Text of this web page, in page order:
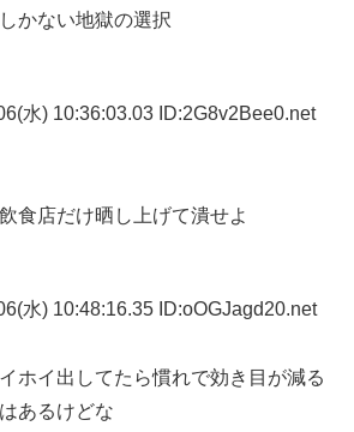
かない地獄の選択
水) 10:36:03.03 ID:2G8v2Bee0.net
食店だけ晒し上げて潰せよ
水) 10:48:16.35 ID:oOGJagd20.net
ホイ出してたら慣れで効き目が減る
あるけどな